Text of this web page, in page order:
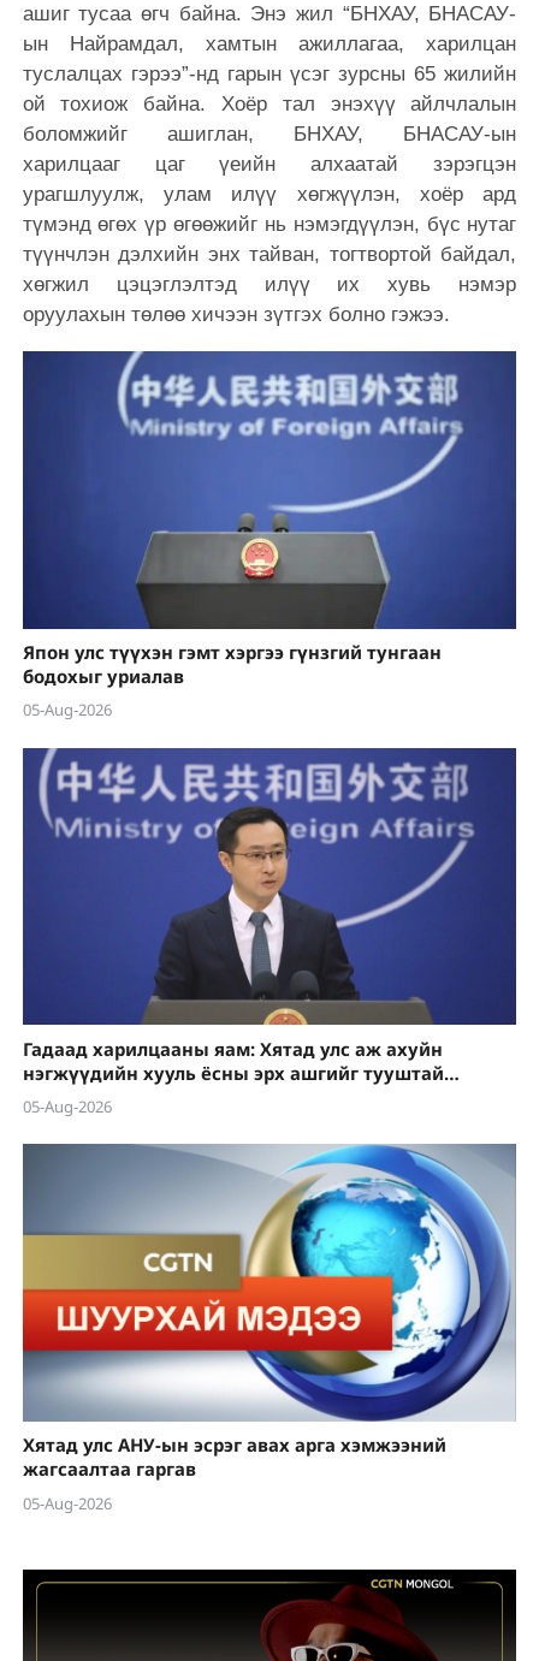
ашиг тусаа өгч байна. Энэ жил “БНХАУ, БНАСАУ-
ын Найрамдал, хамтын ажиллагаа, харилцан
туслалцах гэрээ”-нд гарын үсэг зурсны 65 жилийн
ой тохиож байна. Хоёр тал энэхүү айлчлалын
боломжийг ашиглан, БНХАУ, БНАСАУ-ын
харилцааг цаг үеийн алхаатай зэрэгцэн
урагшлуулж, улам илүү хөгжүүлэн, хоёр ард
түмэнд өгөх үр өгөөжийг нь нэмэгдүүлэн, бүс нутаг
түүнчлэн дэлхийн энх тайван, тогтвортой байдал,
хөгжил цэцэглэлтэд илүү их хувь нэмэр
оруулахын төлөө хичээн зүтгэх болно гэжээ.
Япон улс түүхэн гэмт хэргээ гүнзгий тунгаан
бодохыг уриалав
05-Aug-2026
Гадаад харилцааны яам: Хятад улс аж ахуйн
нэгжүүдийн хууль ёсны эрх ашгийг тууштай
хамгаална
05-Aug-2026
Хятад улс АНУ-ын эсрэг авах арга хэмжээний
жагсаалтаа гаргав
05-Aug-2026